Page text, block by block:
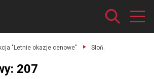
"Letnie okazje cenowe" Słoń.
207